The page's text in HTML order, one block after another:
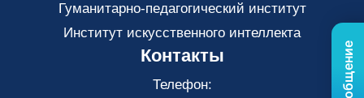
Гуманитарно-педагогический институт
Институт искусственного интеллекта
Контакты
Телефон: